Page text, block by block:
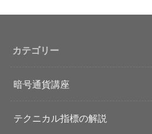
カテゴリー
暗号通貨講座
テクニカル指標の解説